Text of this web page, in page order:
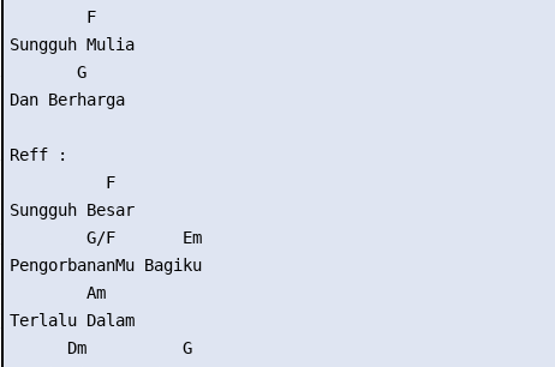
        F
Sungguh Mulia
       G
Dan Berharga
Reff :
          F
Sungguh Besar
        G/F       Em
PengorbananMu Bagiku
        Am
Terlalu Dalam
      Dm          G